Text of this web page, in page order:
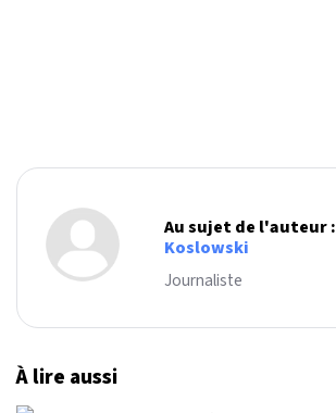
Au sujet de l'auteur :
Koslowski
Journaliste
À lire aussi